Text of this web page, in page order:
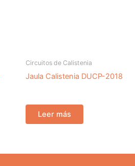
Circuitos de Calistenia
Jaula Calistenia DUCP-2018
Leer más